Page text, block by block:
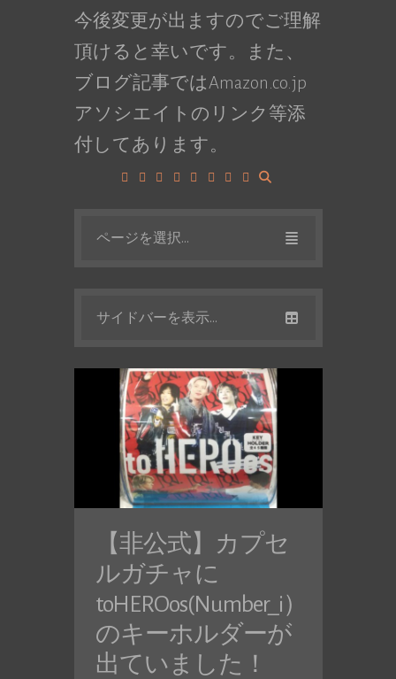
今後変更が出ますのでご理解
頂けると幸いです。また、
ブログ記事ではAmazon.co.jp
アソシエイトのリンク等添
付してあります。
ページを選択...
サイドバーを表示...
【非公式】カプセ
ルガチャに
toHEROos(Number_i）
のキーホルダーが
出ていました！